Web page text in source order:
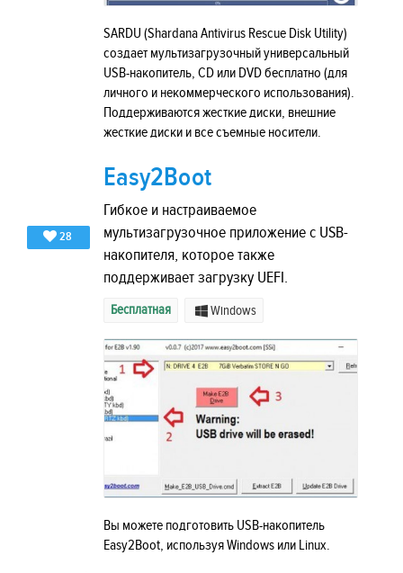
SARDU (Shardana Antivirus Rescue Disk Utility)
создает мультизагрузочный универсальный
USB-накопитель, CD или DVD бесплатно (для
личного и некоммерческого использования).
Поддерживаются жесткие диски, внешние
жесткие диски и все съемные носители.
28
Easy2Boot
Гибкое и настраиваемое
мультизагрузочное приложение с USB-
накопителя, которое также
поддерживает загрузку UEFI.
Бесплатная Windows
Вы можете подготовить USB-накопитель
Easy2Boot, используя Windows или Linux.